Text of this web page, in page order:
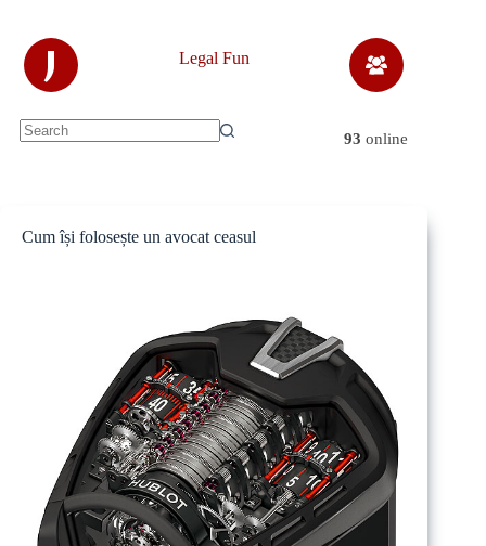
content
J Legal Fun
93 online
Cum își folosește un avocat ceasul